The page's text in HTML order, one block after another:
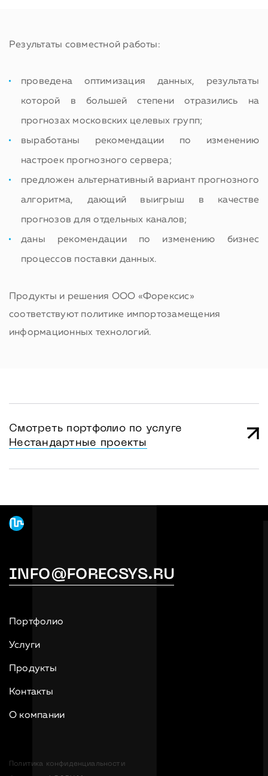
Результаты совместной работы:
проведена оптимизация данных, результаты
которой в большей степени отразились на
прогнозах московских целевых групп;
выработаны рекомендации по изменению
настроек прогнозного сервера;
предложен альтернативный вариант прогнозного
алгоритма, дающий выигрыш в качестве
прогнозов для отдельных каналов;
даны рекомендации по изменению бизнес
процессов поставки данных.
Продукты и решения ООО «Форексис»
соответствуют политике импортозамещения
информационных технологий.
Смотреть портфолио по услуге
Нестандартные проекты
INFO@FORECSYS.RU
Портфолио
Услуги
Продукты
Контакты
О компании
Политика конфиденциальности